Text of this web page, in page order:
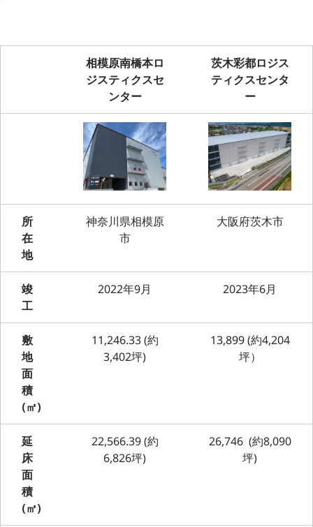
相模原南橋本ロ
ジスティクスセ
ンター
茨木彩都ロジス
ティクスセンタ
ー
所
在
地
神奈川県相模原
市
大阪府茨木市
竣
工
2022年9月 2023年6月
敷
地
面
積
(㎡)
11,246.33 (約
3,402坪)
13,899 (約4,204
坪）
延
床
面
積
(㎡)
22,566.39 (約
6,826坪)
26,746 (約8,090
坪)